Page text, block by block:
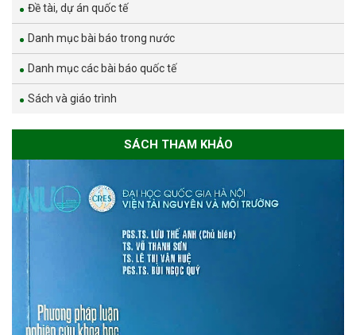
Đề tài, dự án quốc tế
Danh mục bài báo trong nước
Danh mục các bài báo quốc tế
Sách và giáo trình
SÁCH THAM KHẢO